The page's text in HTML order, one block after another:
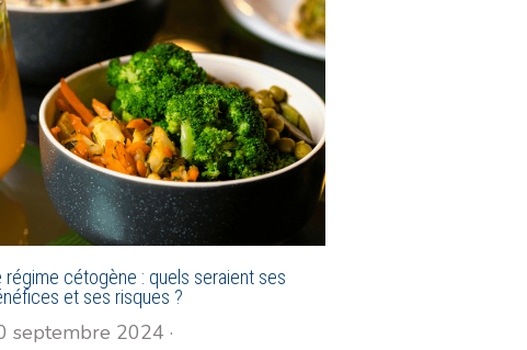
régime cétogène : quels seraient ses
et ses risques ?
septembre 2024 ·